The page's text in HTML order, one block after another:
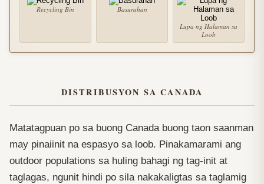
Recycling Bin
Basurahan
Lupa ng Halaman sa
Loob
DISTRIBUSYON SA CANADA
Matatagpuan po sa buong Canada buong taon saanman
may pinaiinit na espasyo sa loob. Pinakamarami ang
outdoor populations sa huling bahagi ng tag-init at
taglagas, ngunit hindi po sila nakakaligtas sa taglamig